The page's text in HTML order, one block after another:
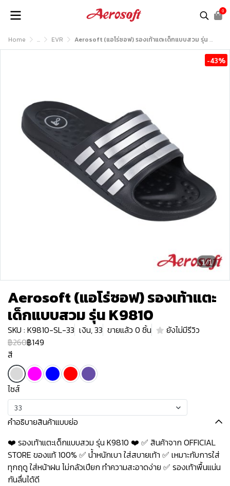
0
Home ... EVR Aerosoft (แอโร่ซอฟ) รองเท้าแตะเด็กแบบสวม รุ่น K9810
1/1
-43%
Aerosoft (แอโร่ซอฟ) รองเท้าแตะ
เด็กแบบสวม รุ่น K9810
SKU : K9810-SL-33 เงิน, 33 ขายแล้ว 0 ชิ้น
ยังไม่มีรีวิว
฿260฿149
สี
ไซส์
33
คำอธิบายสินค้าแบบย่อ
❤️ รองเท้าแตะเด็กแบบสวม รุ่น K9810 ❤️ ✅ สินค้าจาก OFFICIAL
STORE ของแท้ 100% ✅ น้ำหนักเบา ใส่สบายเท้า ✅ เหมาะกับการใส่
ทุกฤดู ใส่หน้าฝน ไม่กลัวเปียก ทำความสะอาดง่าย ✅ รองเท้าพื้นแน่น
กันลื่นได้ดี